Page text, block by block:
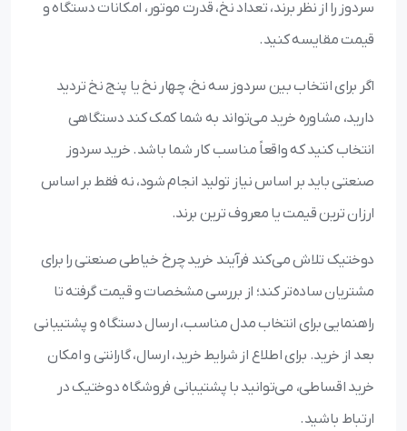
سردوز را از نظر برند، تعداد نخ، قدرت موتور، امکانات دستگاه و
قیمت مقایسه کنید.
اگر برای انتخاب بین سردوز سه نخ، چهار نخ یا پنج نخ تردید
دارید، مشاوره خرید می‌تواند به شما کمک کند دستگاهی
انتخاب کنید که واقعاً مناسب کار شما باشد. خرید سردوز
صنعتی باید بر اساس نیاز تولید انجام شود، نه فقط بر اساس
ارزان‌ ترین قیمت یا معروف‌ ترین برند.
دوختیک تلاش می‌کند فرآیند خرید چرخ خیاطی صنعتی را برای
مشتریان ساده‌تر کند؛ از بررسی مشخصات و قیمت گرفته تا
راهنمایی برای انتخاب مدل مناسب، ارسال دستگاه و پشتیبانی
بعد از خرید. برای اطلاع از شرایط خرید، ارسال، گارانتی و امکان
خرید اقساطی، می‌توانید با پشتیبانی فروشگاه دوختیک در
ارتباط باشید.